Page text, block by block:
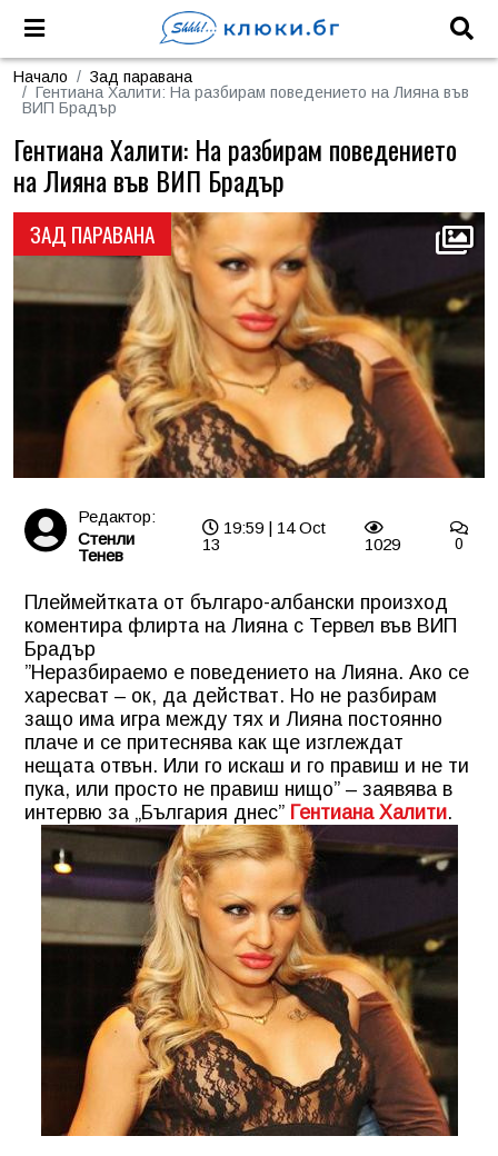
Начало
Зад паравана
Гентиана Халити: На разбирам поведението на Лияна във
ВИП Брадър
ЗАД ПАРАВАНА
Гентиана Халити: На разбирам поведението
на Лияна във ВИП Брадър
Редактор:
Стенли
Тенев
19:59 | 14 Oct
13
1029 0
Плеймейтката от българо-албански произход
коментира флирта на Лияна с Тервел във ВИП
Брадър
”Неразбираемо е поведението на Лияна. Ако се
харесват – ок, да действат. Но не разбирам
защо има игра между тях и Лияна постоянно
плаче и се притеснява как ще изглеждат
нещата отвън. Или го искаш и го правиш и не ти
пука, или просто не правиш нищо” – заявява в
интервю за „България днес” Гентиана Халити.